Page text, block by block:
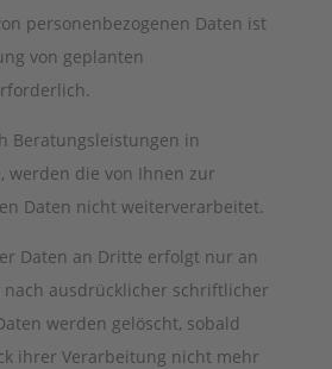
personenbezogenen Daten ist
von geplanten
Beratungsleistungen in
werden die von Ihnen zur
Daten nicht weiterverarbeitet.
Daten an Dritte erfolgt nur an
ausdrücklicher schriftlicher
werden gelöscht, sobald
ihrer Verarbeitung nicht mehr